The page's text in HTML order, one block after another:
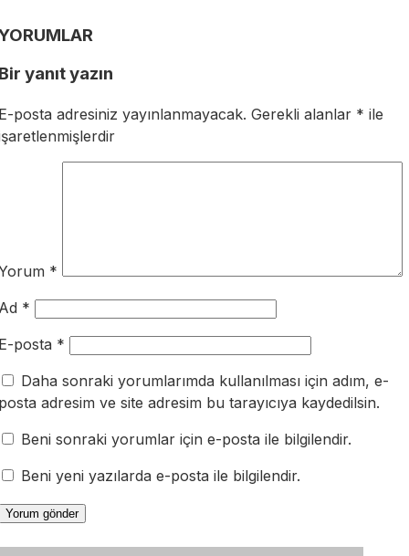
yanıt yazın
posta adresiniz yayınlanmayacak. Gerekli alanlar * ile
*
*
posta *
Daha sonraki yorumlarımda kullanılması için adım, e-
adresim ve site adresim bu tarayıcıya kaydedilsin.
Beni sonraki yorumlar için e-posta ile bilgilendir.
Beni yeni yazılarda e-posta ile bilgilendir.